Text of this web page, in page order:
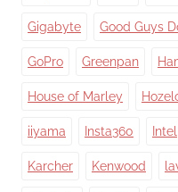
Gigabyte Good Guys
GoPro Greenpan
House of Marley
iiyama Insta360 Intel
Karcher Kenwood